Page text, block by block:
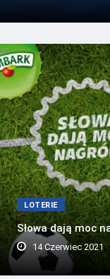
LOTERIE
Słowa dają moc
14 Czerwiec 2021